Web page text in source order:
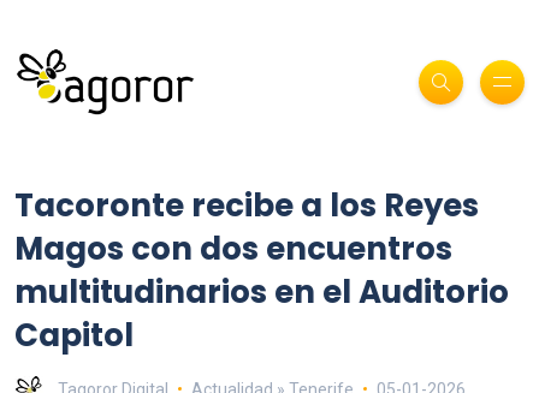
Tacoronte recibe a los Reyes
Magos con dos encuentros
multitudinarios en el Auditorio
Capitol
Tagoror Digital Actualidad » Tenerife 05-01-2026